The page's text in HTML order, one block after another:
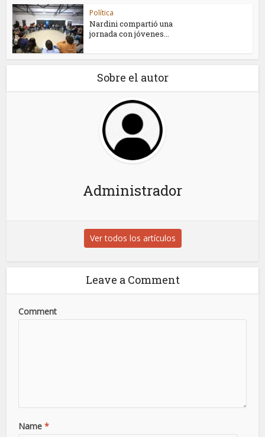
Política
Nardini compartió una
jornada con jóvenes...
Sobre el autor
Administrador
Ver todos los artículos
Leave a Comment
Comment
Name *